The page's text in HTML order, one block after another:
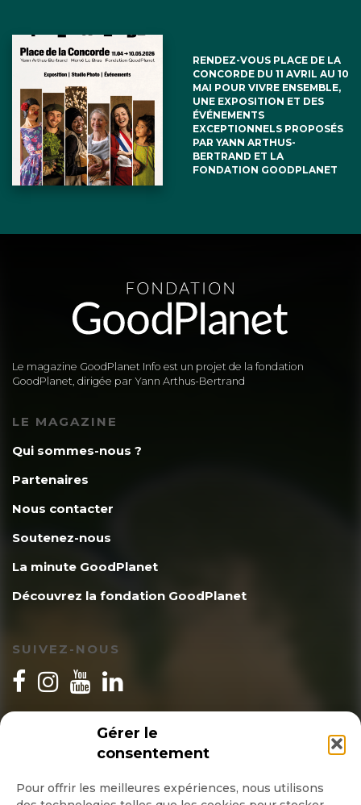
Gérer le
consentement
Pour offrir les meilleures expériences, nous utilisons
RENDEZ-VOUS PLACE DE LA
CONCORDE DU 11 AVRIL AU 10
MAI POUR VIVRE ENSEMBLE,
UNE EXPOSITION ET DES
ÉVÉNEMENTS
EXCEPTIONNELS PROPOSÉS
PAR YANN ARTHUS-
BERTRAND ET LA
FONDATION GOODPLANET
Le magazine GoodPlanet Info est un projet de la fondation
GoodPlanet, dirigée par Yann Arthus-Bertrand
LE MAGAZINE
Qui sommes-nous ?
Partenaires
Nous contacter
Soutenez-nous
La minute GoodPlanet
Découvrez la fondation GoodPlanet
SUIVEZ-NOUS
INSCRIPTION NEWSLETTER